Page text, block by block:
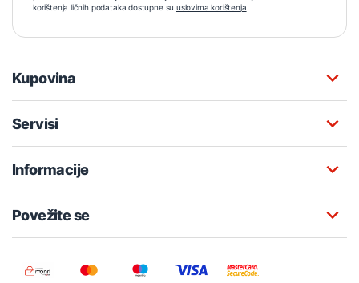
korištenja ličnih podataka dostupne su uslovima korištenja.
Kupovina
Servisi
Informacije
Povežite se